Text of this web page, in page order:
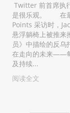
Twitter 前首席执
是很乐观。 在最
Points 采访时，
悬浮躺椅上被推来
员》中描绘的反
在走向的未来——
及持续...
阅读全文